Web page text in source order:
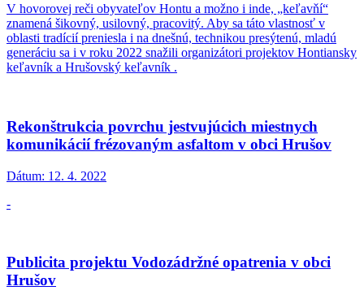
V hovorovej reči obyvateľov Hontu a možno i inde, „keľavňí“
znamená šikovný, usilovný, pracovitý. Aby sa táto vlastnosť v
oblasti tradícií preniesla i na dnešnú, technikou presýtenú, mladú
generáciu sa i v roku 2022 snažili organizátori projektov Hontiansky
keľavník a Hrušovský keľavník .
Rekonštrukcia povrchu jestvujúcich miestnych
komunikácií frézovaným asfaltom v obci Hrušov
Dátum: 12. 4. 2022
-
Publicita projektu Vodozádržné opatrenia v obci
Hrušov